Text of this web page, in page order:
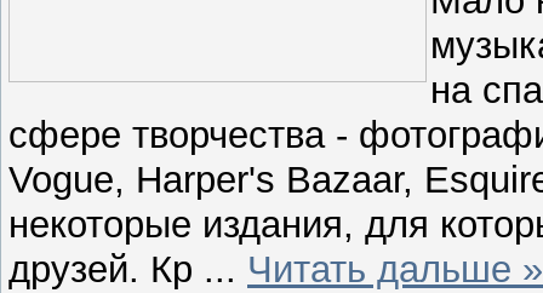
на
сфере творчества -
Vogue, Harper's Bazaar,
некоторые издания, для
друзей. Кр ... Читать дальше »